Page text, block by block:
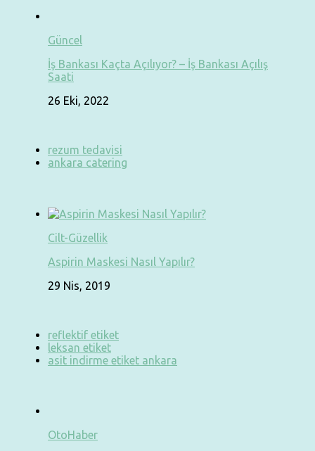
Güncel
İş Bankası Kaçta Açılıyor? – İş Bankası Açılış
Saati
26 Eki, 2022
rezum tedavisi
ankara catering
Cilt-Güzellik
Aspirin Maskesi Nasıl Yapılır?
29 Nis, 2019
reflektif etiket
leksan etiket
asit indirme etiket ankara
OtoHaber